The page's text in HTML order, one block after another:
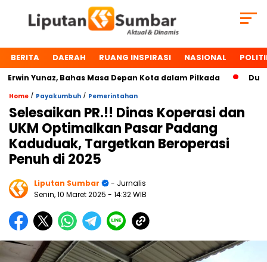
BERITA DAERAH RUANG INSPIRASI NASIONAL
Yunaz, Bahas Masa Depan Kota dalam Pilkada Dua
Home / Payakumbuh / Pemerintahan
Selesaikan PR.!! Dinas Koperasi dan
UKM Optimalkan Pasar Padang
Kaduduak, Targetkan Beroperasi
Penuh di 2025
Liputan Sumbar
- Jurnalis
Senin, 10 Maret 2025 - 14:32 WIB